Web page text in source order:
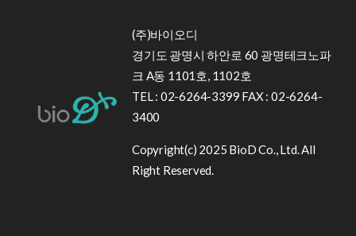
(주)바이오디
경기도 광명시 하안로 60 광명테크노파
크 A동 1101호, 1102호
TEL : 02-6264-3399 FAX : 02-6264-
3400
Copyright(c) 2025 BioD Co., Ltd. All
Right Reserved.